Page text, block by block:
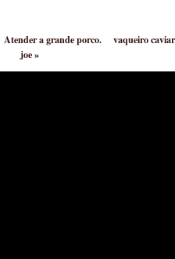
Atender a grande porco.
vaqueiro
joe»